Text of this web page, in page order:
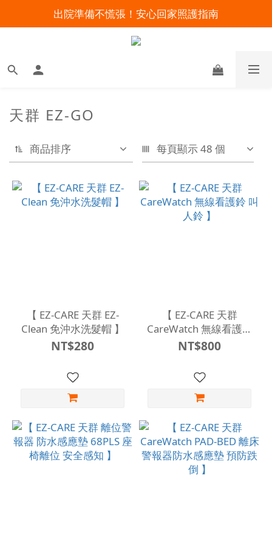
明陽來村全館免運優惠中
出院準備不慌張！安心回家照護指南
暑假出遊 攜帶氧氣機不怕坐飛機
天群 EZ-GO
商品排序 每頁顯示 48 個
【 EZ-CARE 天群 EZ-
Clean 免沖水洗髮帽 】
NT$280
【 EZ-CARE 天群
CareWatch 無線看護鈴
叫人鈴 】
NT$800